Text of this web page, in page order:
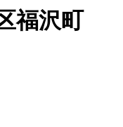
福沢町